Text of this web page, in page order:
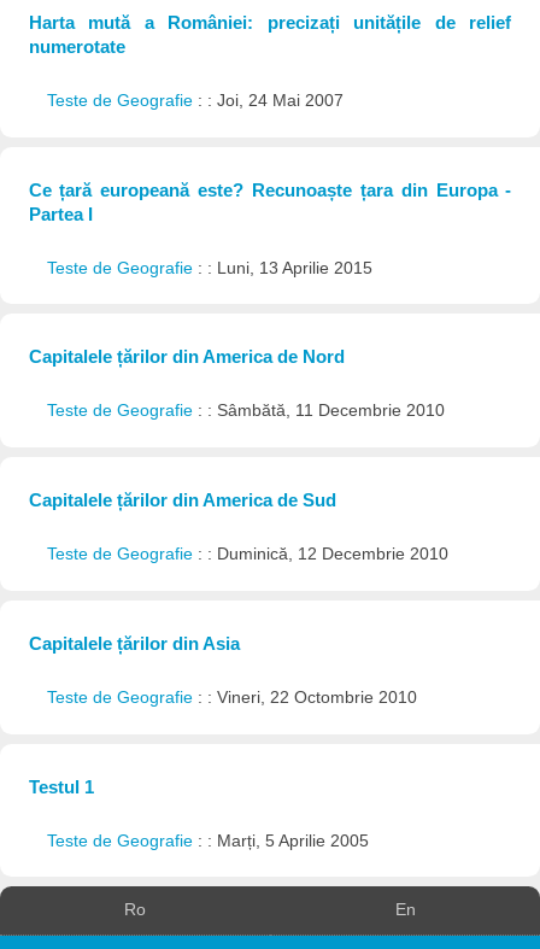
Harta mută a României: precizați unitățile de relief
numerotate
Teste de Geografie : : Joi, 24 Mai 2007
Ce țară europeană este? Recunoaște țara din Europa -
Partea I
Teste de Geografie : : Luni, 13 Aprilie 2015
Capitalele țărilor din America de Nord
Teste de Geografie : : Sâmbătă, 11 Decembrie 2010
Capitalele țărilor din America de Sud
Teste de Geografie : : Duminică, 12 Decembrie 2010
Capitalele țărilor din Asia
Teste de Geografie : : Vineri, 22 Octombrie 2010
Testul 1
Teste de Geografie : : Marți, 5 Aprilie 2005
Ro En